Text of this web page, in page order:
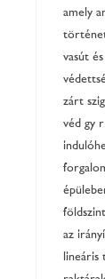
amely
vasút
zárt
az
lineáris